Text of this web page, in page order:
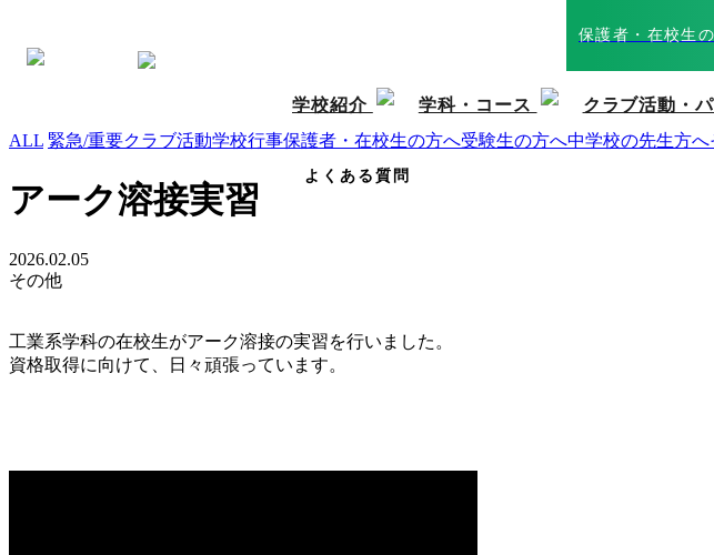
保護者・在校生
学校紹介 学科・コース クラブ活動・
よくある質問
ALL 緊急/重要クラブ活動学校行事保護者・在校生の方へ受験生の方へ中学校の先生方へ
アーク溶接実習
2026.02.05
その他
工業系学科の在校生がアーク溶接の実習を行いました。
資格取得に向けて、日々頑張っています。